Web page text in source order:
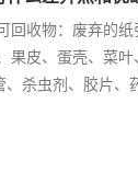
收物：废弃的纸
皮、蛋壳、菜叶
杀虫剂、胶片、